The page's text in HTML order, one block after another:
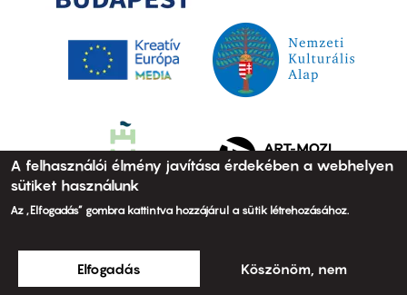
A felhasználói élmény javítása érdekében a webhelyen
sütiket használunk
Az „Elfogadás” gombra kattintva hozzájárul a sütik létrehozásához.
Elfogadás Köszönöm, nem